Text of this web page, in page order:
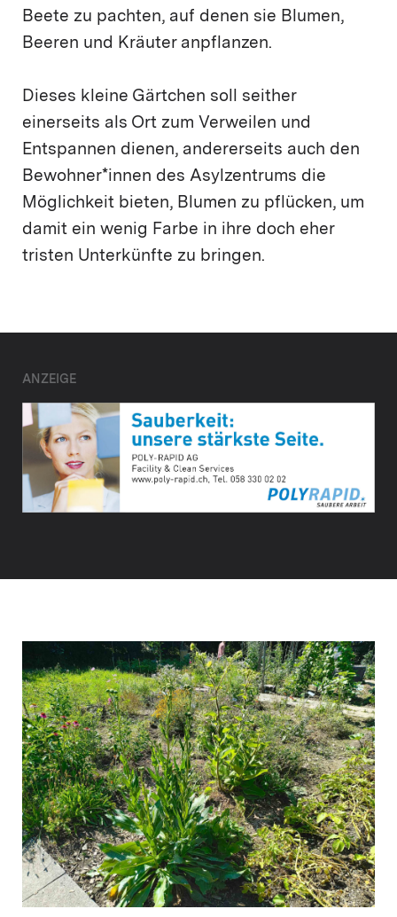
Beete zu pachten, auf denen sie Blumen,
Beeren und Kräuter anpflanzen.
Dieses kleine Gärtchen soll seither
einerseits als Ort zum Verweilen und
Entspannen dienen, andererseits auch den
Bewohner*innen des Asylzentrums die
Möglichkeit bieten, Blumen zu pflücken, um
damit ein wenig Farbe in ihre doch eher
tristen Unterkünfte zu bringen.
ANZEIGE